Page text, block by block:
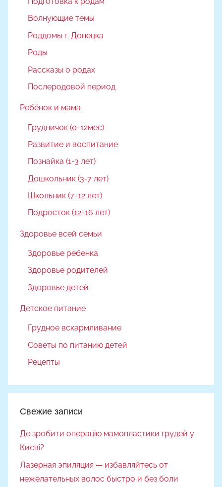
Волнующие темы
Роддомы г. Донецка
Роды
Рассказы о родах
Послеродовой период
Ребёнок и мама
Грудничок (0-12мес)
Развитие и воспитание
Познайка (1-3 лет)
Дошкольник (3-7 лет)
Школьник (7-12 лет)
Подросток (12-16 лет)
Здоровье всей семьи
Здоровье ребенка
Здоровье родителей
Здоровье детей
Детское питание
Грудное вскармливание
Советы по питанию детей
Рецепты
Свежие записи
Де зробити операцію мамопластики грудей у
Києві?
Лазерная эпиляция — избавляйтесь от
нежелательных волос быстро и без боли